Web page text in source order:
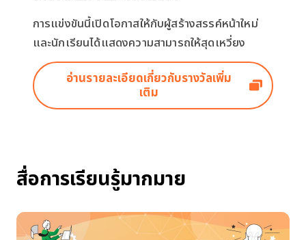
การแข่งขันนี้เปิดโอกาสให้กับผู้สร้างสรรค์หน้าใหม่
และนักเรียนได้แสดงความสามารถให้สุดเหวี่ยง
อ่านรายละเอียดเกี่ยวกับรางวัลเพิ่ม
เติม
สื่อการเรียนรู้มากมาย